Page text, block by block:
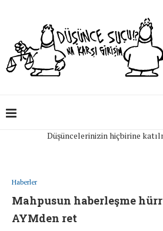
Düşüncelerinizin hiçbirine
Haberler
Mahpusun haberleşme
AYMden ret